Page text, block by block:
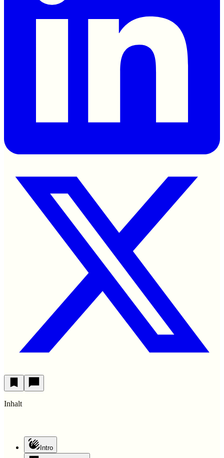
Inhalt
Intro